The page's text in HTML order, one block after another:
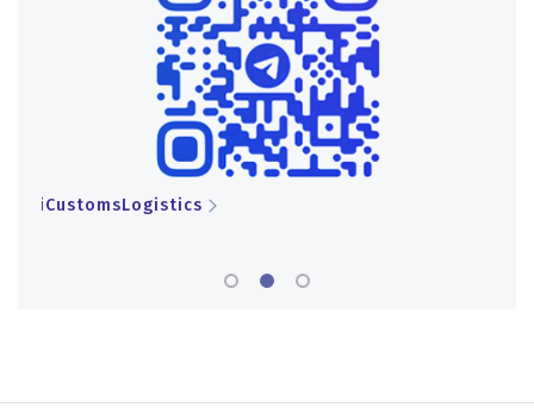
iCustomsLogistics